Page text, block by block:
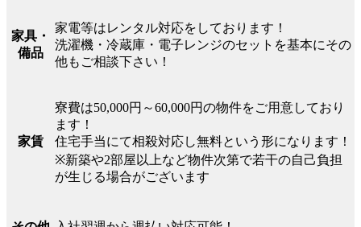
家具・
備品
家電等はレンタル対応をしております！
洗濯機・冷蔵庫・電子レンジのセットを基本にその
他もご相談下さい！
家賃
寮費は50,000円～60,000円の物件をご用意しており
ます！
住宅手当にて相殺対応し無料という形になります！
※新築や2部屋以上など物件次第で若干の自己負担
が生じる場合がございます